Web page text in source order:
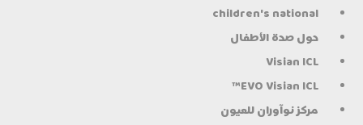
children's national
حول صحة الأطفال
Visian ICL
EVO Visian ICL™
مركز نوآوران للعيون